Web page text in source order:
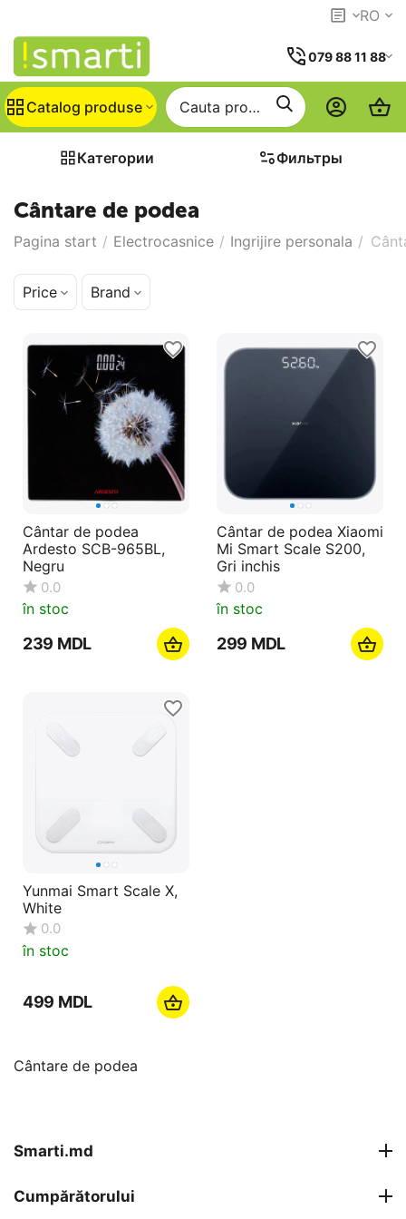
RO
079 88 11 88
Catalog produse
Категории Фильтры
Cântare de podea
Pagina start / Electrocasnice / Ingrijire personala /
Price Brand
Cântare de podea
Cântar de podea
Ardesto SCB-965BL,
Negru
0.0
în stoc
‍239‍ MDL
Cântar de podea Xiaomi
Mi Smart Scale S200,
Gri inchis
0.0
în stoc
‍299‍ MDL
Yunmai Smart Scale X,
White
0.0
în stoc
‍499‍ MDL
Smarti.md
Cumpărătorului